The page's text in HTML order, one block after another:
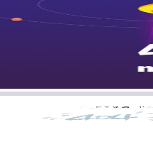
磩